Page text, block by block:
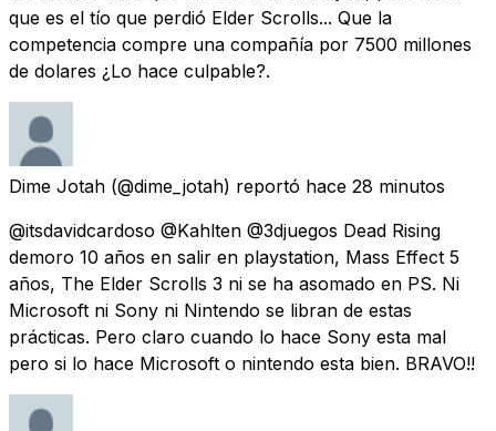
que es el tío que perdió Elder Scrolls... Que la
competencia compre una compañía por 7500 millones
de dolares ¿Lo hace culpable?.
Dime Jotah (@dime_jotah) reportó hace 28 minutos
@itsdavidcardoso @Kahlten @3djuegos Dead Rising
demoro 10 años en salir en playstation, Mass Effect 5
años, The Elder Scrolls 3 ni se ha asomado en PS. Ni
Microsoft ni Sony ni Nintendo se libran de estas
prácticas. Pero claro cuando lo hace Sony esta mal
pero si lo hace Microsoft o nintendo esta bien. BRAVO!!